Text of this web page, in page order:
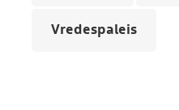
Vredespaleis